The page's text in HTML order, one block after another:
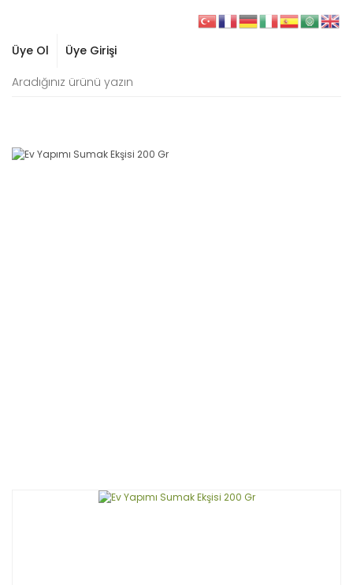
Üye Ol Üye Girişi